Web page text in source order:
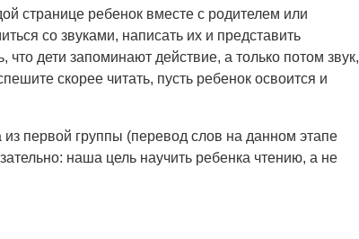
странице ребенок вместе с родителем или
со звуками, написать их и представить
что дети запоминают действие, а только потом звук,
скорее читать, пусть ребенок освоится и
первой группы (перевод слов на данном этапе
наша цель научить ребенка чтению, а не